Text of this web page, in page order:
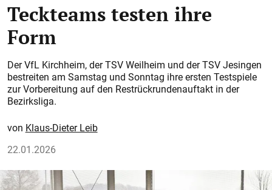
Teckteams testen ihre
Form
Der VfL Kirchheim, der TSV Weilheim und der TSV Jesingen
bestreiten am Samstag und Sonntag ihre ersten Testspiele
zur Vorbereitung auf den Restrückrundenauftakt in der
Bezirksliga.
Klaus-Dieter Leib
22.01.2026